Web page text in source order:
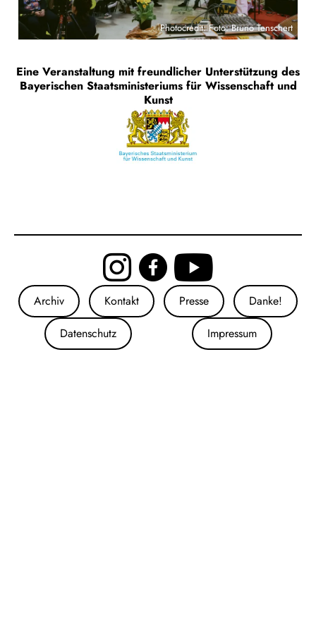
Photocredit: Foto: Bruno Tenschert
Eine Veranstaltung mit freundlicher Unterstützung des
Bayerischen Staatsministeriums für Wissenschaft und
Kunst
Archiv Kontakt Presse
Danke!
Datenschutz
Impressum